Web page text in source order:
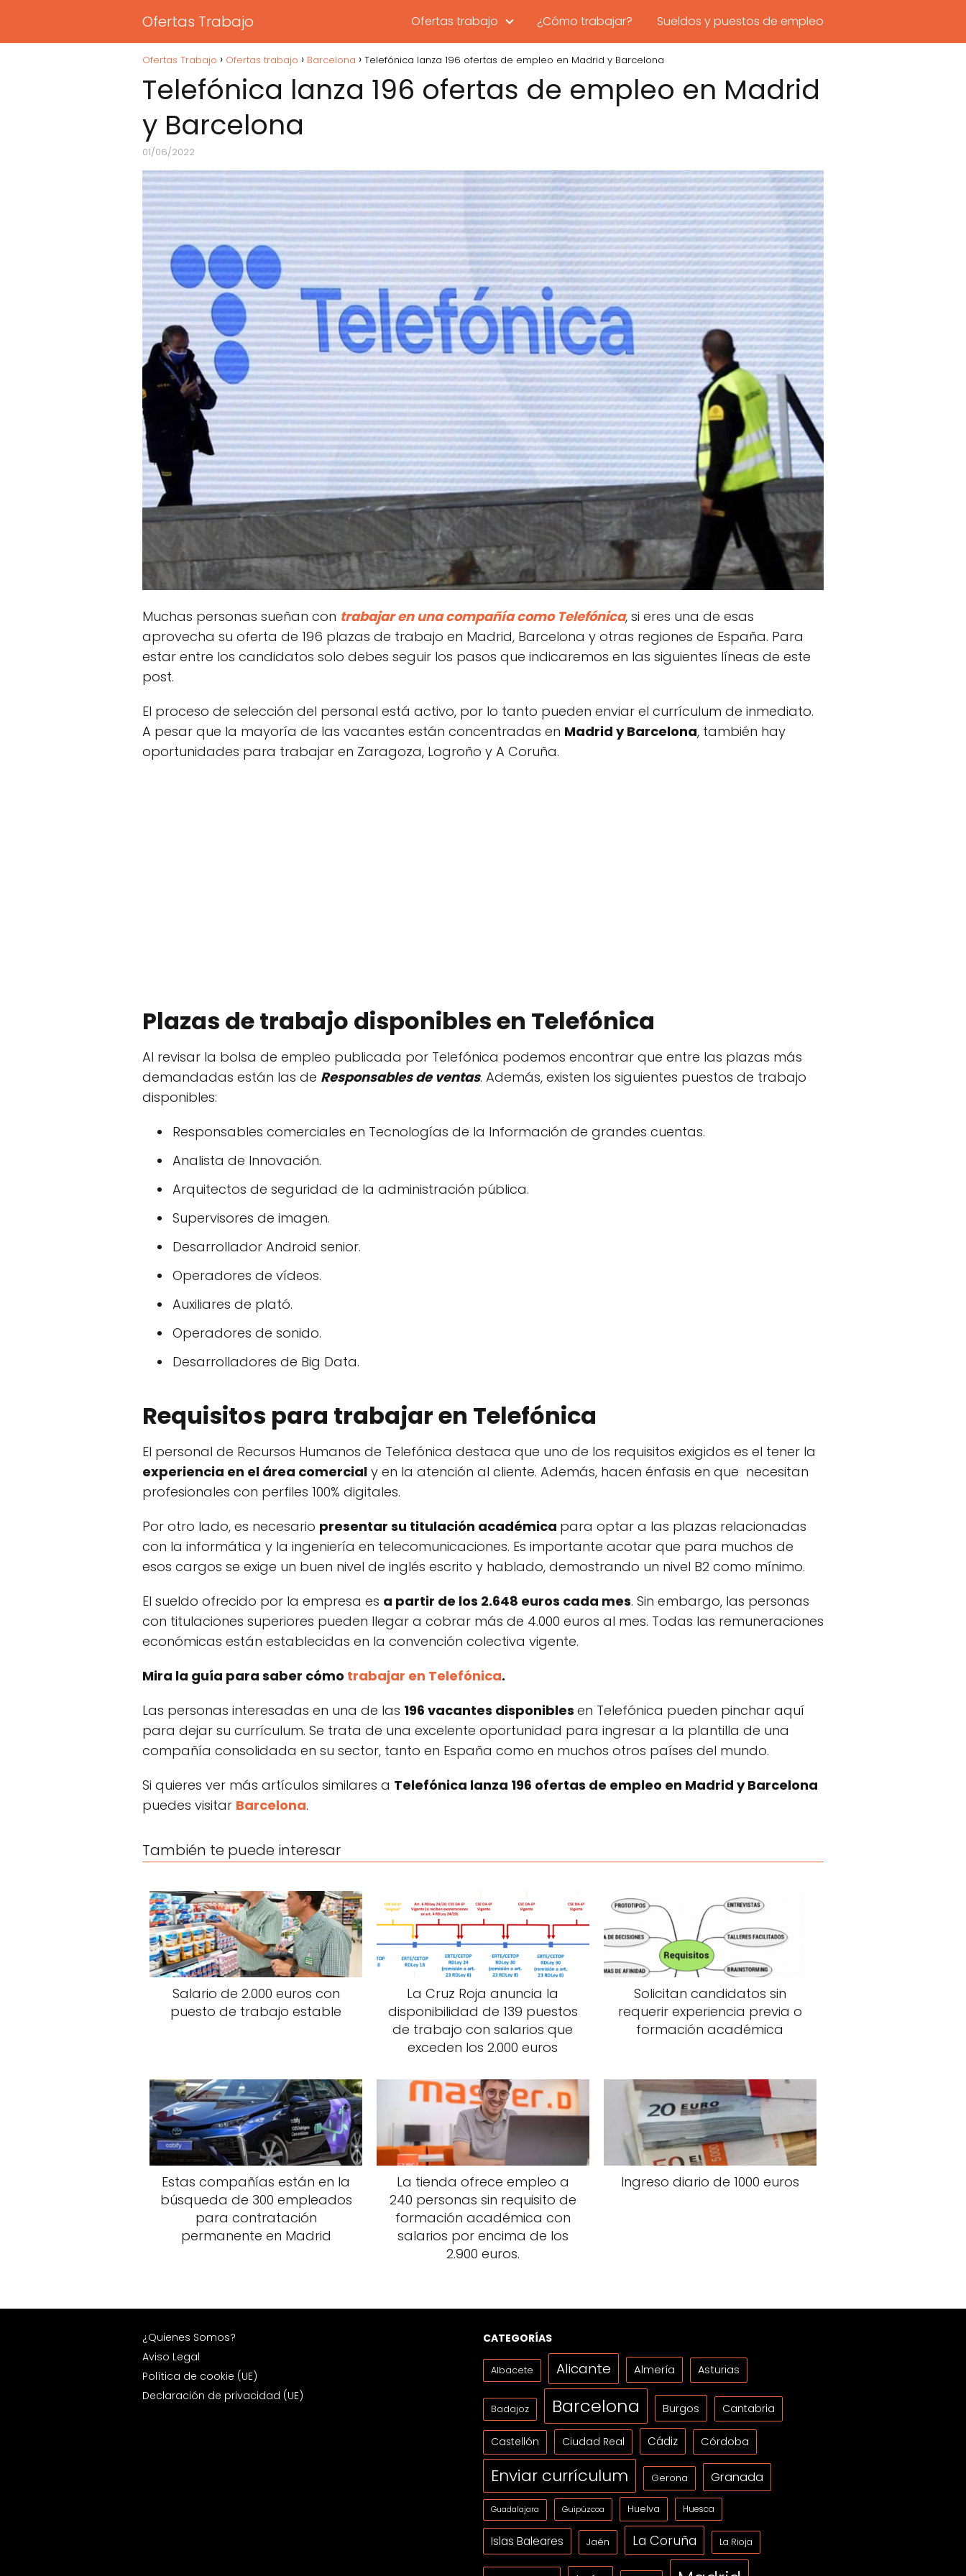
Ofertas Trabajo Ofertas trabajo ¿Cómo trabajar? Sueldos y puestos de empleo
Ofertas Trabajo Ofertas trabajo Barcelona Telefónica lanza 196 ofertas de empleo en Madrid y Barcelona
Telefónica lanza 196 ofertas de empleo en Madrid
y Barcelona
01/06/2022
Muchas personas sueñan con trabajar en una compañía como Telefónica, si eres una de esas
aprovecha su oferta de 196 plazas de trabajo en Madrid, Barcelona y otras regiones de España. Para
estar entre los candidatos solo debes seguir los pasos que indicaremos en las siguientes líneas de este
post.
El proceso de selección del personal está activo, por lo tanto pueden enviar el currículum de inmediato.
A pesar que la mayoría de las vacantes están concentradas en Madrid y Barcelona, también hay
oportunidades para trabajar en Zaragoza, Logroño y A Coruña.
Plazas de trabajo disponibles en Telefónica
Al revisar la bolsa de empleo publicada por Telefónica podemos encontrar que entre las plazas más
demandadas están las de Responsables de ventas. Además, existen los siguientes puestos de trabajo
disponibles:
Responsables comerciales en Tecnologías de la Información de grandes cuentas.
Analista de Innovación.
Arquitectos de seguridad de la administración pública.
Supervisores de imagen.
Desarrollador Android senior.
Operadores de vídeos.
Auxiliares de plató.
Operadores de sonido.
Desarrolladores de Big Data.
Requisitos para trabajar en Telefónica
El personal de Recursos Humanos de Telefónica destaca que uno de los requisitos exigidos es el tener la
experiencia en el área comercial y en la atención al cliente. Además, hacen énfasis en que necesitan
profesionales con perfiles 100% digitales.
Por otro lado, es necesario presentar su titulación académica para optar a las plazas relacionadas
con la informática y la ingeniería en telecomunicaciones. Es importante acotar que para muchos de
esos cargos se exige un buen nivel de inglés escrito y hablado, demostrando un nivel B2 como mínimo.
El sueldo ofrecido por la empresa es a partir de los 2.648 euros cada mes. Sin embargo, las personas
con titulaciones superiores pueden llegar a cobrar más de 4.000 euros al mes. Todas las remuneraciones
económicas están establecidas en la convención colectiva vigente.
Mira la guía para saber cómo trabajar en Telefónica.
Las personas interesadas en una de las 196 vacantes disponibles en Telefónica pueden pinchar aquí
para dejar su currículum. Se trata de una excelente oportunidad para ingresar a la plantilla de una
compañía consolidada en su sector, tanto en España como en muchos otros países del mundo.
Si quieres ver más artículos similares a Telefónica lanza 196 ofertas de empleo en Madrid y Barcelona
puedes visitar Barcelona.
También te puede interesar
Salario de 2.000 euros con
puesto de trabajo estable
La Cruz Roja anuncia la
disponibilidad de 139 puestos
de trabajo con salarios que
exceden los 2.000 euros
Solicitan candidatos sin
requerir experiencia previa o
formación académica
Estas compañías están en la
búsqueda de 300 empleados
para contratación
permanente en Madrid
La tienda ofrece empleo a
240 personas sin requisito de
formación académica con
salarios por encima de los
2.900 euros.
Ingreso diario de 1000 euros
¿Quienes Somos?
Aviso Legal
Política de cookie (UE)
Declaración de privacidad (UE)
CATEGORÍAS
Albacete Alicante Almería Asturias
Badajoz Barcelona Burgos Cantabria
Castellón Ciudad Real Cádiz Córdoba
Enviar currículum Gerona Granada
Guadalajara Guipúzcoa Huelva Huesca
Islas Baleares Jaén La Coruña La Rioja